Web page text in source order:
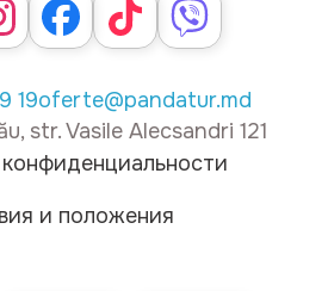
19oferte@pandatur.md
str. Vasile Alecsandri 121
и положения